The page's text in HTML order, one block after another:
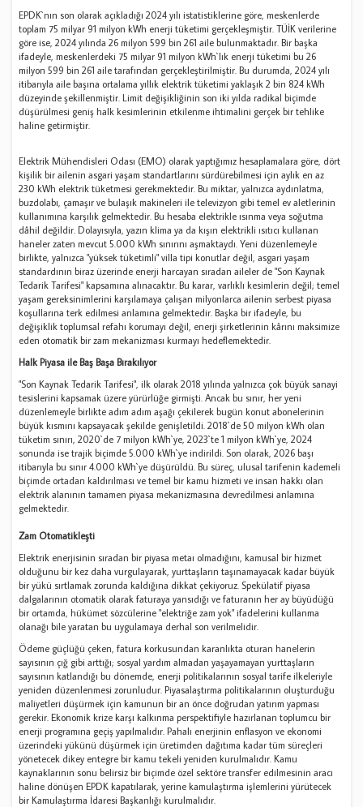
EPDK`nın son olarak açıkladığı 2024 yılı istatistiklerine göre, meskenlerde
toplam 75 milyar 91 milyon kWh enerji tüketimi gerçekleşmiştir. TÜİK verilerine
göre ise, 2024 yılında 26 milyon 599 bin 261 aile bulunmaktadır. Bir başka
ifadeyle, meskenlerdeki 75 milyar 91 milyon kWh`lık enerji tüketimi bu 26
milyon 599 bin 261 aile tarafından gerçekleştirilmiştir. Bu durumda, 2024 yılı
itibarıyla aile başına ortalama yıllık elektrik tüketimi yaklaşık 2 bin 824 kWh
düzeyinde şekillenmiştir. Limit değişikliğinin son iki yılda radikal biçimde
düşürülmesi geniş halk kesimlerinin etkilenme ihtimalini gerçek bir tehlike
haline getirmiştir.
Elektrik Mühendisleri Odası (EMO) olarak yaptığımız hesaplamalara göre, dört
kişilik bir ailenin asgari yaşam standartlarını sürdürebilmesi için aylık en az
230 kWh elektrik tüketmesi gerekmektedir. Bu miktar, yalnızca aydınlatma,
buzdolabı, çamaşır ve bulaşık makineleri ile televizyon gibi temel ev aletlerinin
kullanımına karşılık gelmektedir. Bu hesaba elektrikle ısınma veya soğutma
dâhil değildir. Dolayısıyla, yazın klima ya da kışın elektrikli ısıtıcı kullanan
haneler zaten mevcut 5.000 kWh sınırını aşmaktaydı. Yeni düzenlemeyle
birlikte, yalnızca "yüksek tüketimli" villa tipi konutlar değil, asgari yaşam
standardının biraz üzerinde enerji harcayan sıradan aileler de "Son Kaynak
Tedarik Tarifesi" kapsamına alınacaktır. Bu karar, varlıklı kesimlerin değil; temel
yaşam gereksinimlerini karşılamaya çalışan milyonlarca ailenin serbest piyasa
koşullarına terk edilmesi anlamına gelmektedir. Başka bir ifadeyle, bu
değişiklik toplumsal refahı korumayı değil, enerji şirketlerinin kârını maksimize
eden otomatik bir zam mekanizması kurmayı hedeflemektedir.
Halk Piyasa ile Baş Başa Bırakılıyor
"Son Kaynak Tedarik Tarifesi", ilk olarak 2018 yılında yalnızca çok büyük sanayi
tesislerini kapsamak üzere yürürlüğe girmişti. Ancak bu sınır, her yeni
düzenlemeyle birlikte adım adım aşağı çekilerek bugün konut abonelerinin
büyük kısmını kapsayacak şekilde genişletildi. 2018`de 50 milyon kWh olan
tüketim sınırı, 2020`de 7 milyon kWh`ye, 2023`te 1 milyon kWh`ye, 2024
sonunda ise trajik biçimde 5.000 kWh`ye indirildi. Son olarak, 2026 başı
itibarıyla bu sınır 4.000 kWh`ye düşürüldü. Bu süreç, ulusal tarifenin kademeli
biçimde ortadan kaldırılması ve temel bir kamu hizmeti ve insan hakkı olan
elektrik alanının tamamen piyasa mekanizmasına devredilmesi anlamına
gelmektedir.
Zam Otomatikleşti
Elektrik enerjisinin sıradan bir piyasa metaı olmadığını, kamusal bir hizmet
olduğunu bir kez daha vurgulayarak, yurttaşların taşınamayacak kadar büyük
bir yükü sırtlamak zorunda kaldığına dikkat çekiyoruz. Spekülatif piyasa
dalgalarının otomatik olarak faturaya yansıdığı ve faturanın her ay büyüdüğü
bir ortamda, hükümet sözcülerine "elektriğe zam yok" ifadelerini kullanma
olanağı bile yaratan bu uygulamaya derhal son verilmelidir.
Ödeme güçlüğü çeken, fatura korkusundan karanlıkta oturan hanelerin
sayısının çığ gibi arttığı; sosyal yardım almadan yaşayamayan yurttaşların
sayısının katlandığı bu dönemde, enerji politikalarının sosyal tarife ilkeleriyle
yeniden düzenlenmesi zorunludur. Piyasalaştırma politikalarının oluşturduğu
maliyetleri düşürmek için kamunun bir an önce doğrudan yatırım yapması
gerekir. Ekonomik krize karşı kalkınma perspektifiyle hazırlanan toplumcu bir
enerji programına geçiş yapılmalıdır. Pahalı enerjinin enflasyon ve ekonomi
üzerindeki yükünü düşürmek için üretimden dağıtıma kadar tüm süreçleri
yönetecek dikey entegre bir kamu tekeli yeniden kurulmalıdır. Kamu
kaynaklarının sonu belirsiz bir biçimde özel sektöre transfer edilmesinin aracı
haline dönüşen EPDK kapatılarak, yerine kamulaştırma işlemlerini yürütecek
bir Kamulaştırma İdaresi Başkanlığı kurulmalıdır.